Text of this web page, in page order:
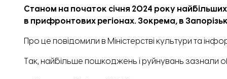
Станом на початок січня 2024 року
в прифронтових регіонах. Зокрема, в
Про це повідомили в Міністерстві культури та
Так, найбільше пошкоджень і руйнувань зазнали